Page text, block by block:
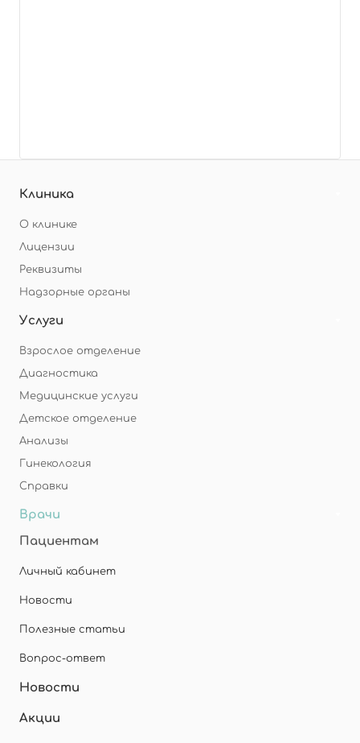
Клиника
О клинике
Лицензии
Реквизиты
Надзорные органы
Услуги
Взрослое отделение
Диагностика
Медицинские услуги
Детское отделение
Анализы
Гинекология
Справки
Врачи
Пациентам
Личный кабинет
Новости
Полезные статьи
Вопрос-ответ
Новости
Акции